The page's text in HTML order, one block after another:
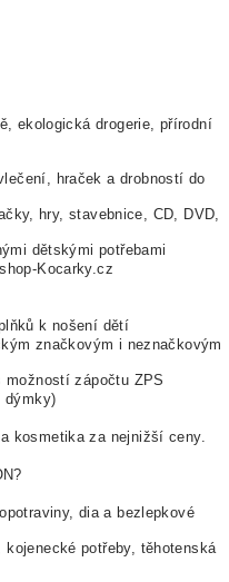
ekologická drogerie, přírodní
hraček a drobností do
hry, stavebnice, CD, DVD,
dětskými potřebami
Kocarky.cz
k nošení dětí
značkovým i neznačkovým
zápočtu ZPS
dýmky)
kosmetika za nejnižší ceny.
dia a bezlepkové
potřeby, těhotenská